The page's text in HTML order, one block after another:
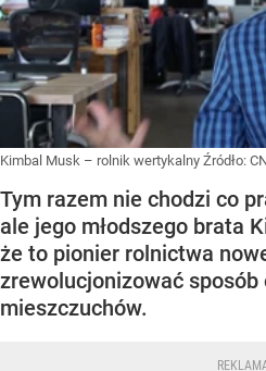
Kimbal Musk – rolnik wertykalny Źródło:
Tym razem nie chodzi co
ale jego młodszego brata
że to pionier rolnictwa
zrewolucjonizować sposób
mieszczuchów.